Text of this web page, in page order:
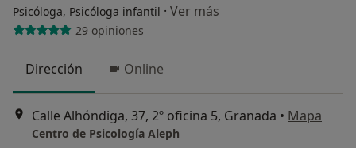
Psicóloga, Psicóloga infantil · Ver más
29 opiniones
Dirección Online
Calle Alhóndiga, 37, 2º oficina 5, Granada • Mapa
Centro de Psicología Aleph